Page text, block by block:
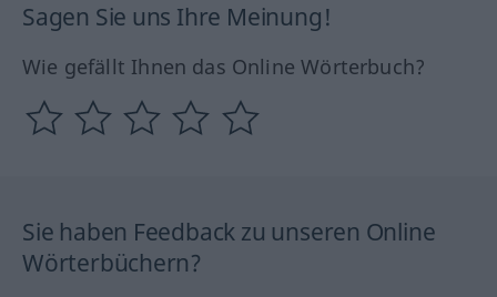
Sagen Sie uns Ihre Meinung!
Wie gefällt Ihnen das Online Wörterbuch?
Sie haben Feedback zu unseren Online
Wörterbüchern?